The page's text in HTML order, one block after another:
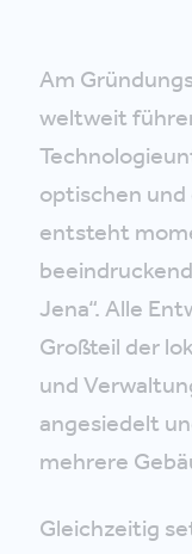
Am
weltweit
optischen
entsteht
Jena“. Alle
Großteil der
und
angesiedelt
mehrere
Gleichzeitig